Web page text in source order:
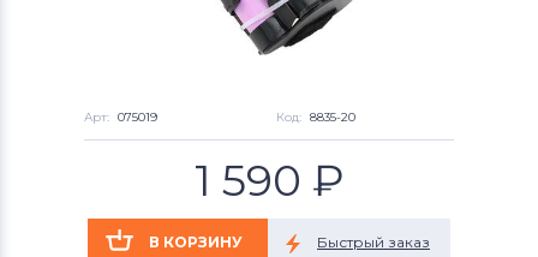
Арт: 075019 Код: 8835-20
1 590 ₽